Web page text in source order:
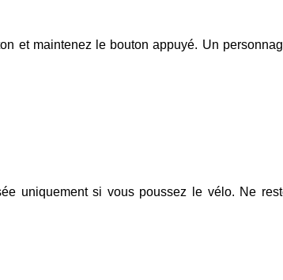
et maintenez le bouton appuyé. Un
uniquement si vous poussez le vélo. Ne